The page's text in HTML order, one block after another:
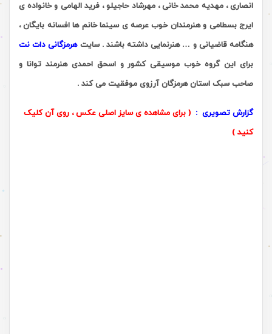
انصاری ، مهدیه محمد خانی ، مهرشاد حاجیلو ، فرید الهامی و خانواده ی
ایرج بسطامی و هنرمندان خوب عرصه ی سینما خانم ها افسانه بایگان ،
هنگامه قاضیانی و … هنرنمایی داشته باشند . سایتهرمزگانی دات نت
برای این گروه خوب موسیقی کشور و اسحق احمدی هنرمند توانا و
صاحب سبک استان هرمزگان آرزوی موفقیت می کند .
گزارش تصویری : ( برای مشاهده ی سایز اصلی عکس ، روی آن کلیک
کنید )